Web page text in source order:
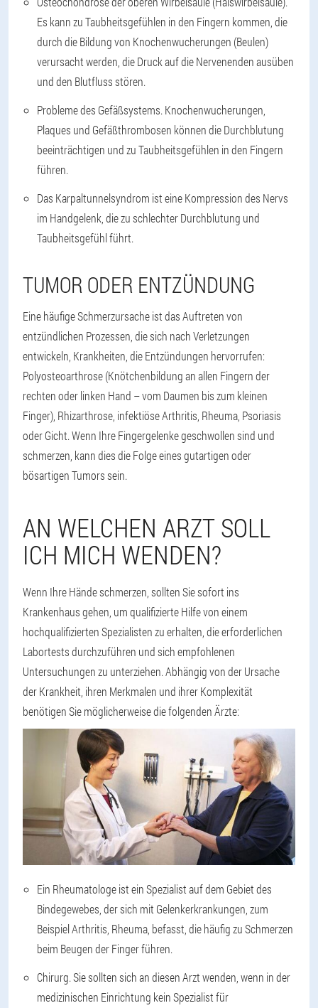
Es kann zu Taubheitsgefühlen in den Fingern kommen, die
durch die Bildung von Knochenwucherungen (Beulen)
verursacht werden, die Druck auf die Nervenenden ausüben
und den Blutfluss stören.
Probleme des Gefäßsystems. Knochenwucherungen,
Plaques und Gefäßthrombosen können die Durchblutung
beeinträchtigen und zu Taubheitsgefühlen in den Fingern
führen.
Das Karpaltunnelsyndrom ist eine Kompression des Nervs
im Handgelenk, die zu schlechter Durchblutung und
Taubheitsgefühl führt.
TUMOR ODER ENTZÜNDUNG
Eine häufige Schmerzursache ist das Auftreten von
entzündlichen Prozessen, die sich nach Verletzungen
entwickeln, Krankheiten, die Entzündungen hervorrufen:
Polyosteoarthrose (Knötchenbildung an allen Fingern der
rechten oder linken Hand – vom Daumen bis zum kleinen
Finger), Rhizarthrose, infektiöse Arthritis, Rheuma, Psoriasis
oder Gicht. Wenn Ihre Fingergelenke geschwollen sind und
schmerzen, kann dies die Folge eines gutartigen oder
bösartigen Tumors sein.
AN WELCHEN ARZT SOLL
ICH MICH WENDEN?
Wenn Ihre Hände schmerzen, sollten Sie sofort ins
Krankenhaus gehen, um qualifizierte Hilfe von einem
hochqualifizierten Spezialisten zu erhalten, die erforderlichen
Labortests durchzuführen und sich empfohlenen
Untersuchungen zu unterziehen. Abhängig von der Ursache
der Krankheit, ihren Merkmalen und ihrer Komplexität
benötigen Sie möglicherweise die folgenden Ärzte:
Ein Rheumatologe ist ein Spezialist auf dem Gebiet des
Bindegewebes, der sich mit Gelenkerkrankungen, zum
Beispiel Arthritis, Rheuma, befasst, die häufig zu Schmerzen
beim Beugen der Finger führen.
Chirurg. Sie sollten sich an diesen Arzt wenden, wenn in der
medizinischen Einrichtung kein Spezialist für